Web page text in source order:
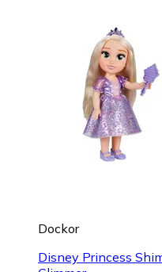
Dockor
Disney Princess